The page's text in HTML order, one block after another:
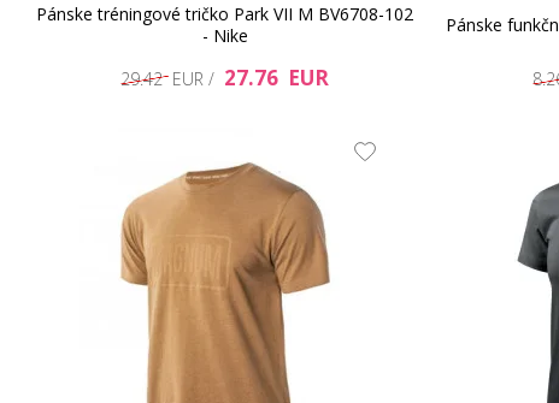
Pánske tréningové tričko Park VII M BV6708-102
- Nike
29.42 EUR / 27.76 EUR
Pánske